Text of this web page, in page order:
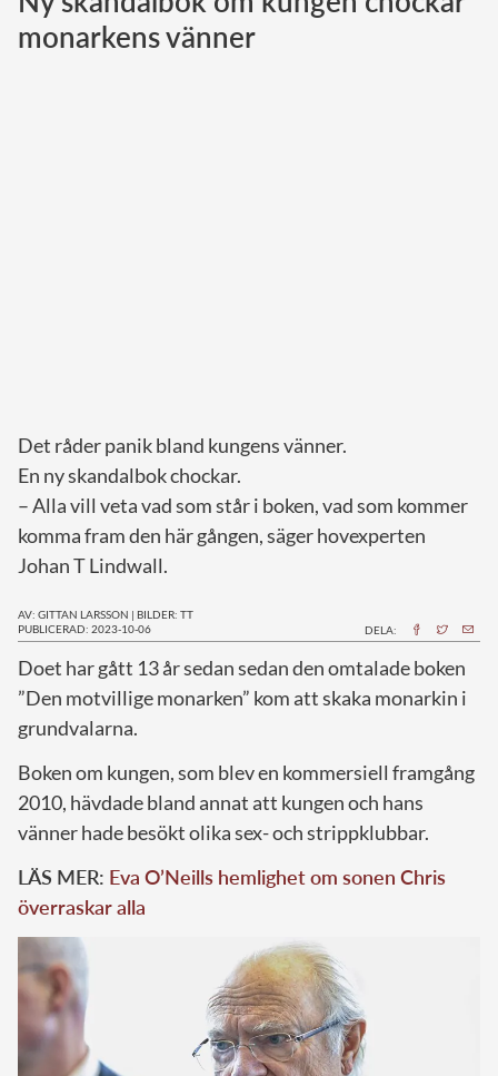
Norska kungahuset
monarkens vänner
Det råder panik bland kungens vänner.
En ny skandalbok chockar.
– Alla vill veta vad som står i boken, vad som kommer
komma fram den här gången, säger hovexperten
Johan T Lindwall.
AV: GITTAN LARSSON | BILDER: TT
PUBLICERAD: 2023-10-06
DELA:
Doet har gått 13 år sedan sedan den omtalade boken
”Den motvillige monarken” kom att skaka monarkin i
grundvalarna.
Boken om kungen, som blev en kommersiell framgång
2010, hävdade bland annat att kungen och hans
vänner hade besökt olika sex- och strippklubbar.
LÄS MER: Eva O’Neills hemlighet om sonen Chris
överraskar alla